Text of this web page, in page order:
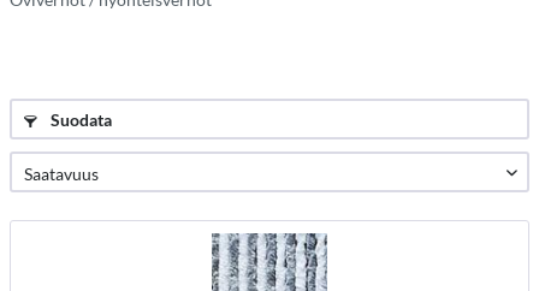
Suodata